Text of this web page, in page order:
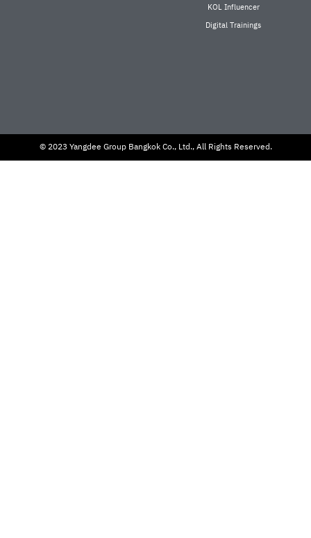
KOL Influencer
Digital Trainings
© 2023 Yangdee Group Bangkok Co., Ltd., All Rights Reserved.